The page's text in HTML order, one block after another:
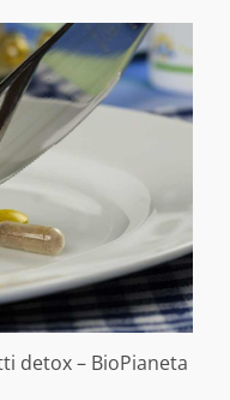
detox – BioPianeta